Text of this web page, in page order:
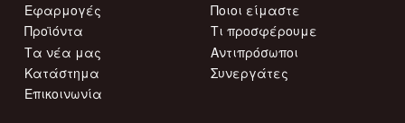
Εφαρμογές
Προϊόντα
Τα νέα μας
Κατάστημα
Επικοινωνία
Ποιοι είμαστε
Τι προσφέρουμε
Αντιπρόσωποι
Συνεργάτες